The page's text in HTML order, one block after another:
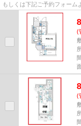
もしくは下記ご予約フォーム
(
(